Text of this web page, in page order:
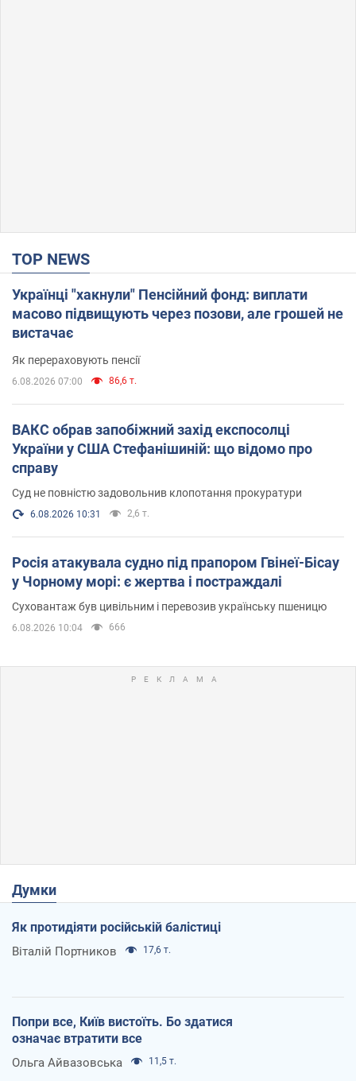
TOP NEWS
Українці "хакнули" Пенсійний фонд: виплати
масово підвищують через позови, але грошей не
вистачає
Як перераховують пенсії
6.08.2026 07:00 86,6 т.
ВАКС обрав запобіжний захід експосолці
України у США Стефанішиній: що відомо про
справу
Суд не повністю задовольнив клопотання прокуратури
6.08.2026 10:31 2,6 т.
Росія атакувала судно під прапором Гвінеї-Бісау
у Чорному морі: є жертва і постраждалі
Суховантаж був цивільним і перевозив українську пшеницю
6.08.2026 10:04 666
Думки
Як протидіяти російській балістиці
Віталій Портников 17,6 т.
Попри все, Київ вистоїть. Бо здатися
означає втратити все
Ольга Айвазовська 11,5 т.